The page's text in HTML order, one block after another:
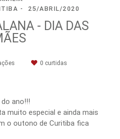
25/ABRIL/2020
- DIA DAS
0 curtidas
ano!!!
muito especial e ainda mais
o outono de Curitiba fica